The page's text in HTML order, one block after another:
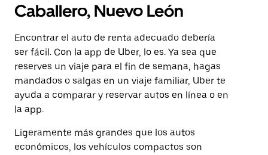
Caballero, Nuevo León
Encontrar el auto de renta adecuado debería
ser fácil. Con la app de Uber, lo es. Ya sea que
reserves un viaje para el fin de semana, hagas
mandados o salgas en un viaje familiar, Uber te
ayuda a comparar y reservar autos en línea o en
la app.
Ligeramente más grandes que los autos
económicos, los vehículos compactos son